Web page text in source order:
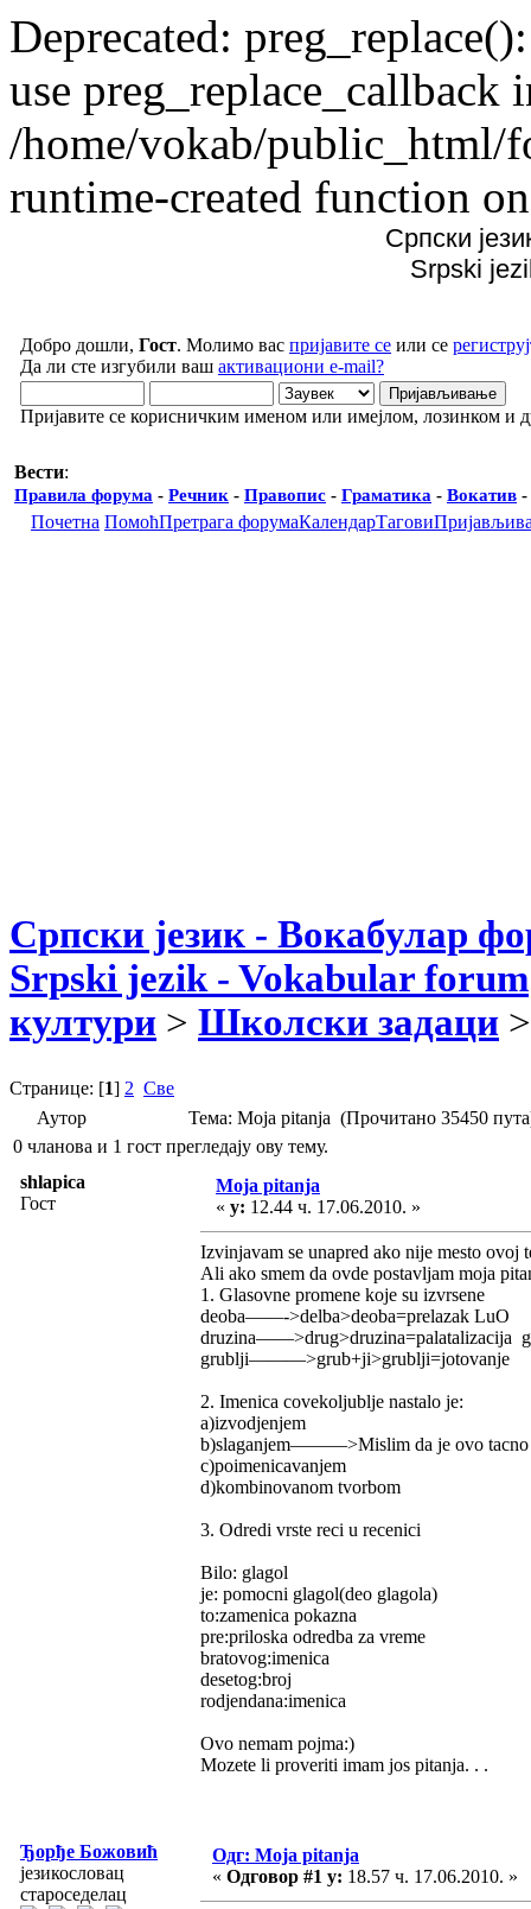
Deprecated:
use preg_replace_callback
/home/vokab/public_html/
runtime-created function
Српски
Srpski
Добро дошли, Гост. Молимо вас пријавите се или се
Да ли сте изгубили ваш активациони e-mail?
Пријавите се корисничким именом или имејлом, лозинком и
Вести:
Правила форума - Речник - Правопис - Граматика - Вокатив -
Почетна ПомоћПретрага форумаКалендарТагови
Српски језик - Вокабулар
Srpski jezik - Vokabular forum
култури > Школски задаци
Странице: [1] 2 Све
Аутор
Тема: Moja pitanja (Прочитано 35450
0 чланова и 1 гост прегледају ову тему.
shlapica
Гост
Moja pitanja
« у: 12.44 ч. 17.06.2010. »
Izvinjavam se unapred ako nije mesto ovoj
Ali ako smem da ovde postavljam moja
1. Glasovne promene koje su izvrsene
deoba——->delba>deoba=prelazak LuO
druzina——>drug>druzina=palatalizacija
grublji———>grub+ji>grublji=jotovanje
2. Imenica covekoljublje nastalo je:
a)izvodjenjem
b)slaganjem———>Mislim da je ovo
c)poimenicavanjem
d)kombinovanom tvorbom
3. Odredi vrste reci u recenici
Bilo: glagol
je: pomocni glagol(deo glagola)
to:zamenica pokazna
pre:priloska odredba za vreme
bratovog:imenica
desetog:broj
rodjendana:imenica
Ovo nemam pojma:)
Mozete li proveriti imam jos pitanja. . .
Ђорђе Божовић
језикословац
староседелац
Одг: Moja pitanja
« Одговор #1 у: 18.57 ч. 17.06.2010. »